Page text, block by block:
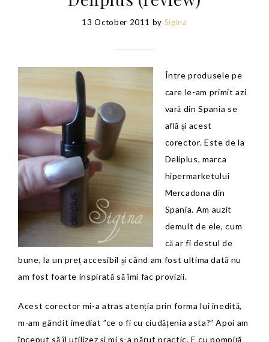
13 October 2011 by Sigina
Între produsele pe
care le-am primit azi
vară din Spania se
află și acest
corector. Este de la
Deliplus, marca
hipermarketului
Mercadona din
Spania. Am auzit
demult de ele, cum
că ar fi destul de
bune, la un preț accesibil și când am fost ultima dată nu
am fost foarte inspirată să îmi fac provizii.
Acest corector mi-a atras atenția prin forma lui inedită,
m-am gândit imediat ”ce o fi cu ciudățenia asta?” Apoi am
început să îl utilizez și mi s-a părut practic. E cu pompiță